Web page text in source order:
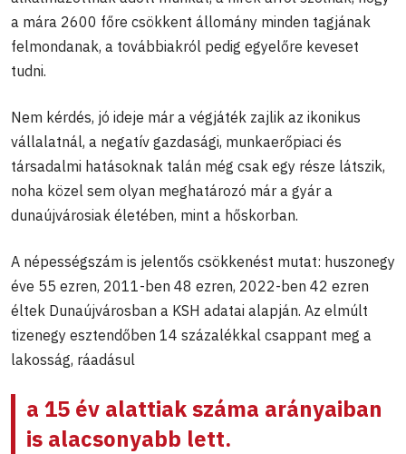
a mára 2600 főre csökkent állomány minden tagjának
felmondanak, a továbbiakról pedig egyelőre keveset
tudni.
Nem kérdés, jó ideje már a végjáték zajlik az ikonikus
vállalatnál, a negatív gazdasági, munkaerőpiaci és
társadalmi hatásoknak talán még csak egy része látszik,
noha közel sem olyan meghatározó már a gyár a
dunaújvárosiak életében, mint a hőskorban.
A népességszám is jelentős csökkenést mutat: huszonegy
éve 55 ezren, 2011-ben 48 ezren, 2022-ben 42 ezren
éltek Dunaújvárosban a KSH adatai alapján. Az elmúlt
tizenegy esztendőben 14 százalékkal csappant meg a
lakosság, ráadásul
a 15 év alattiak száma arányaiban
is alacsonyabb lett.